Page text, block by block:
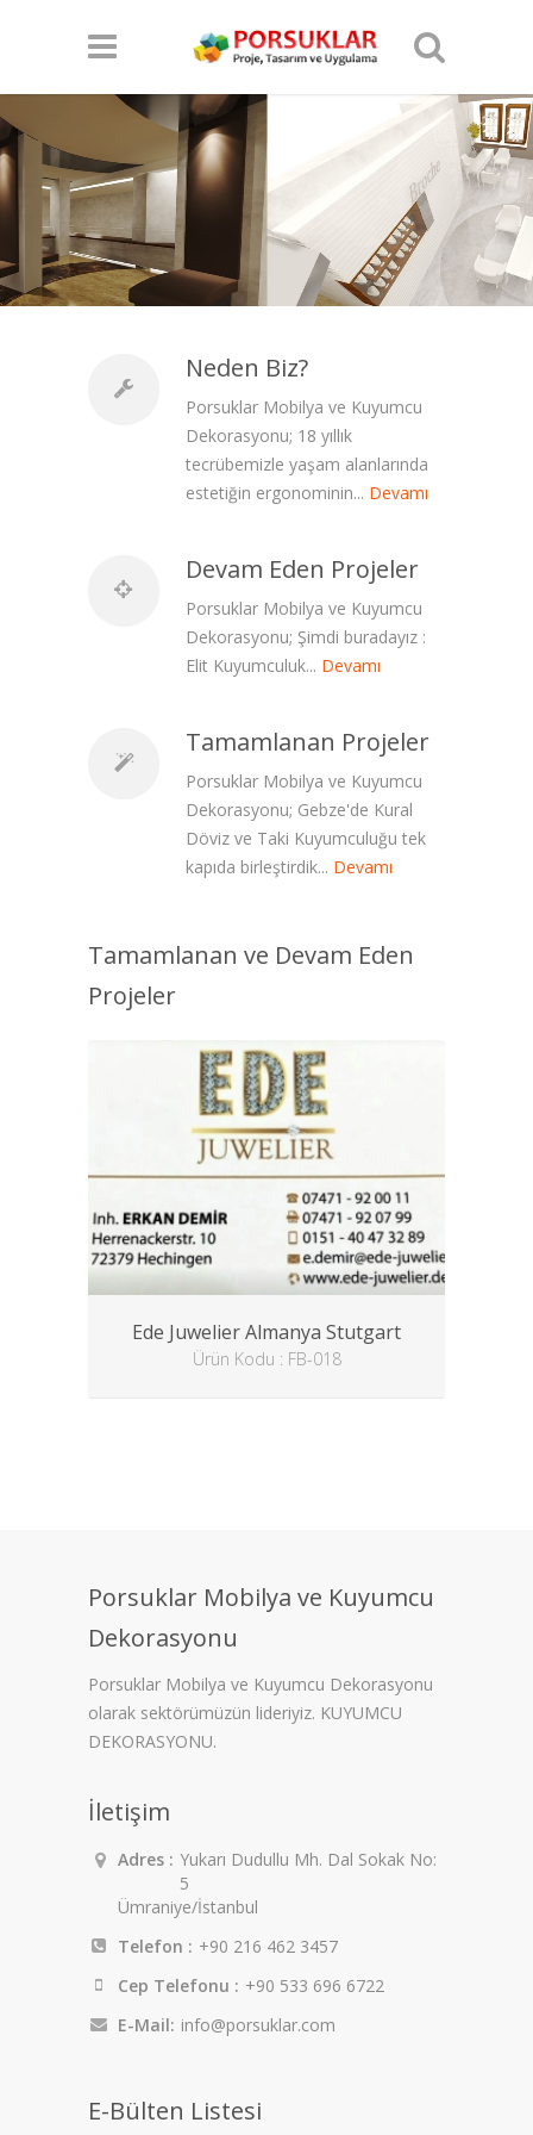
Neden Biz?
Porsuklar Mobilya ve Kuyumcu
Dekorasyonu; 18 yıllık
tecrübemizle yaşam alanlarında
estetiğin ergonominin... Devamı
Devam Eden Projeler
Porsuklar Mobilya ve Kuyumcu
Dekorasyonu; Şimdi buradayız :
Elit Kuyumculuk... Devamı
Tamamlanan Projeler
Porsuklar Mobilya ve Kuyumcu
Dekorasyonu; Gebze'de Kural
Döviz ve Taki Kuyumculuğu tek
kapıda birleştirdik... Devamı
Tamamlanan ve Devam Eden
Projeler
Ede Juwelier Almanya Stutgart
Ürün Kodu : FB-018
Porsuklar Mobilya ve Kuyumcu
Dekorasyonu
Porsuklar Mobilya ve Kuyumcu Dekorasyonu
olarak sektörümüzün lideriyiz. KUYUMCU
DEKORASYONU.
İletişim
Adres : Yukarı Dudullu Mh. Dal Sokak No:
5
Ümraniye/İstanbul
Telefon : +90 216 462 3457
Cep Telefonu : +90 533 696 6722
E-Mail: info@porsuklar.com
E-Bülten Listesi